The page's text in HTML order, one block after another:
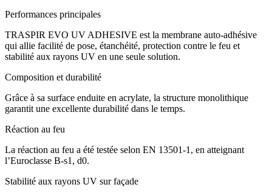
Performances principales
TRASPIR EVO UV ADHESIVE est la membrane auto-adhésive
qui allie facilité de pose, étanchéité, protection contre le feu et
stabilité aux rayons UV en une seule solution.
Composition et durabilité
Grâce à sa surface enduite en acrylate, la structure monolithique
garantit une excellente durabilité dans le temps.
Réaction au feu
La réaction au feu a été testée selon EN 13501-1, en atteignant
l’Euroclasse B-s1, d0.
Stabilité aux rayons UV sur façade